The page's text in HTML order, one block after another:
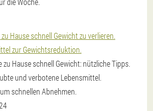
Hause schnell Gewicht zu verlieren.
zur Gewichtsreduktion.
zu Hause schnell Gewicht: nützliche Tipps.
und verbotene Lebensmittel.
schnellen Abnehmen.